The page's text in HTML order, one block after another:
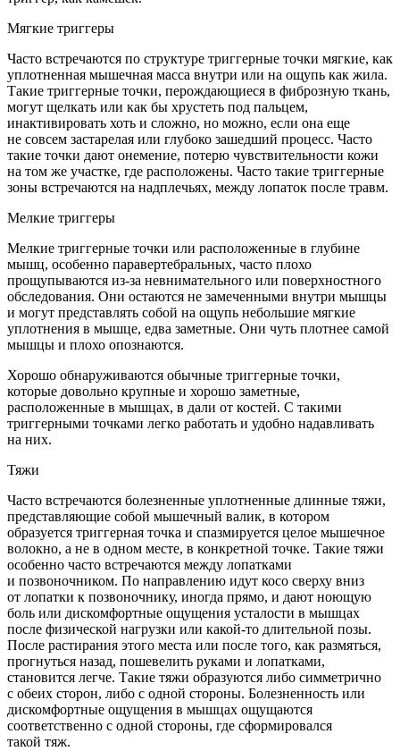
Мягкие триггеры
Часто встречаются по структуре триггерные точки мягкие, как
уплотненная мышечная масса внутри или на ощупь как жила.
Такие триггерные точки, перождающиеся в фиброзную ткань,
могут щелкать или как бы хрустеть под пальцем,
инактивировать хоть и сложно, но можно, если она еще
не совсем застарелая или глубоко зашедший процесс. Часто
такие точки дают онемение, потерю чувствительности кожи
на том же участке, где расположены. Часто такие триггерные
зоны встречаются на надплечьях, между лопаток после травм.
Мелкие триггеры
Мелкие триггерные точки или расположенные в глубине
мышц, особенно паравертебральных, часто плохо
прощупываются из-за невнимательного или поверхностного
обследования. Они остаются не замеченными внутри мышцы
и могут представлять собой на ощупь небольшие мягкие
уплотнения в мышце, едва заметные. Они чуть плотнее самой
мышцы и плохо опознаются.
Хорошо обнаруживаются обычные триггерные точки,
которые довольно крупные и хорошо заметные,
расположенные в мышцах, в дали от костей. С такими
триггерными точками легко работать и удобно надавливать
на них.
Тяжи
Часто встречаются болезненные уплотненные длинные тяжи,
представляющие собой мышечный валик, в котором
образуется триггерная точка и спазмируется целое мышечное
волокно, а не в одном месте, в конкретной точке. Такие тяжи
особенно часто встречаются между лопатками
и позвоночником. По направлению идут косо сверху вниз
от лопатки к позвоночнику, иногда прямо, и дают ноющую
боль или дискомфортные ощущения усталости в мышцах
после физической нагрузки или какой-то длительной позы.
После растирания этого места или после того, как размяться,
прогнуться назад, пошевелить руками и лопатками,
становится легче. Такие тяжи образуются либо симметрично
с обеих сторон, либо с одной стороны. Болезненность или
дискомфортные ощущения в мышцах ощущаются
соответственно с одной стороны, где сформировался
такой тяж.